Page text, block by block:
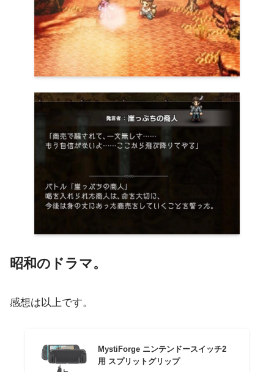
昭和のドラマ。
感想は以上です。
MystiForge ニンテンドースイッチ2
用 スプリットグリップ